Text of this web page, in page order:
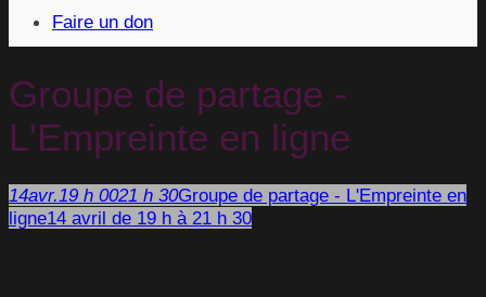
Faire un don
Groupe de partage -
L'Empreinte en ligne
14avr.19 h 0021 h 30Groupe de partage - L'Empreinte en
ligne14 avril de 19 h à 21 h 30